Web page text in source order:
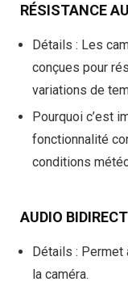
RÉSISTANCE
Détails : Les
conçues pour
variations de
Pourquoi c’est
fonctionnalité
conditions
AUDIO
Détails : Permet
la caméra.